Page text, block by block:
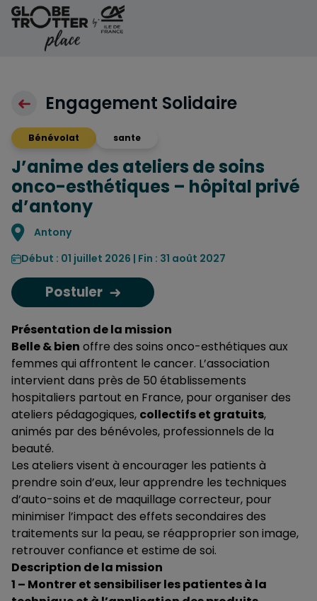
Aller au contenu
Engagement Solidaire
Bénévolat sante
J’anime des ateliers de soins
onco-esthétiques – hôpital privé
d’antony
Localisation
Antony
Début : 01 juillet 2026 | Fin : 31 août 2027
Postuler
Présentation de la mission
Belle & bien offre des soins onco-esthétiques aux
femmes qui affrontent le cancer. L’association
intervient dans près de 50 établissements
hospitaliers partout en France, pour organiser des
ateliers pédagogiques, collectifs et gratuits,
animés par des bénévoles, professionnels de la
beauté.
Les ateliers visent à encourager les patients à
prendre soin d’eux, leur apprendre les techniques
d’auto-soins et de maquillage correcteur, pour
minimiser l’impact des effets secondaires des
traitements sur la peau, se réapproprier son image,
retrouver confiance et estime de soi.
Description de la mission
1 – Montrer et sensibiliser les patientes à la